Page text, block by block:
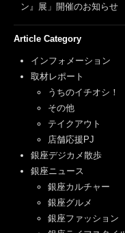
ン』展」開催のお知らせ
Article Category
インフォメーション
取材レポート
うちのイチオシ！
その他
テイクアウト
店舗応援PJ
銀座デジカメ散歩
銀座ニュース
銀座カルチャー
銀座グルメ
銀座ファッション